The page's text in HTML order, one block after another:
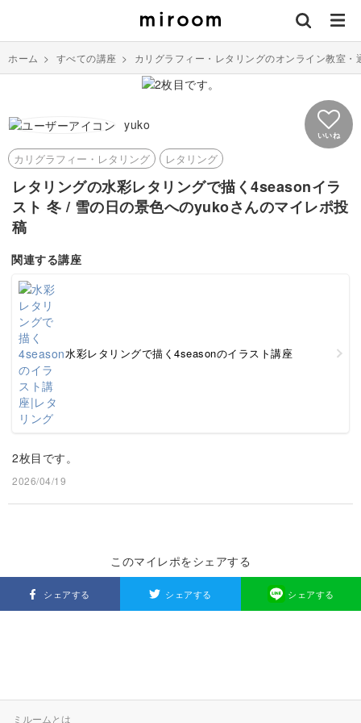
ホーム > すべての講座 > カリグラフィー・レタリングのオンライン教室・
yuko
いいね
カリグラフィー・レタリング レタリング
レタリングの水彩レタリングで描く4seasonイラ
スト 冬 / 雪の日の景色へのyukoさんのマイレポ投
稿
関連する講座
水彩レタリングで描く4seasonのイラスト講座
2枚目です。
2026/04/19
このマイレポをシェアする
シェアする シェアする シェアする
ミルームとは